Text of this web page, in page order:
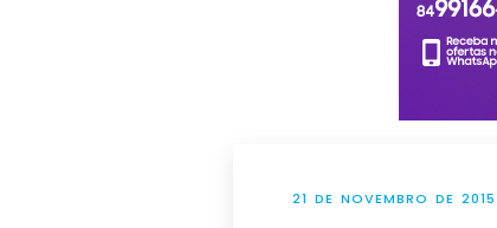
21 DE NOVEMBRO DE 2015